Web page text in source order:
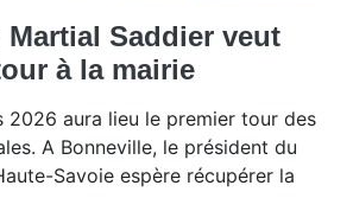
Saddier veut
à la mairie
2026 aura lieu le premier tour des
A Bonneville, le président du
Savoie espère récupérer la